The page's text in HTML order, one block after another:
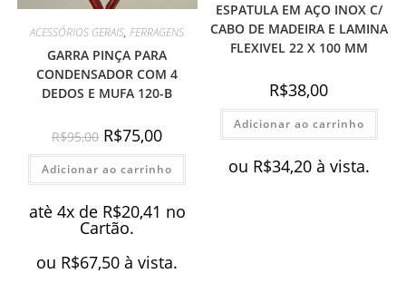
ACESSÓRIOS GERAIS,FERRAGENS
GARRA PINÇA PARA
CONDENSADOR COM 4
DEDOS E MUFA 120-B
R$95,00 O
preço
original
era:
R$95,00.
R$75,00O
atual
é:
R$75,00.
Adicionar ao carrinho
atè 4x de R$20,41 no
Cartão.
ou R$67,50 à vista.
ESPATULA EM AÇO INOX C/
CABO DE MADEIRA E LAMINA
FLEXIVEL 22 X 100 MM
R$38,00
Adicionar ao carrinho
ou R$34,20 à vista.